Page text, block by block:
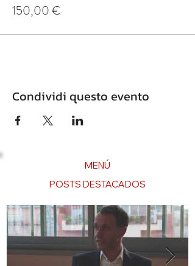
150,00 €
Condividi questo evento
MENÚ
POSTS DESTACADOS